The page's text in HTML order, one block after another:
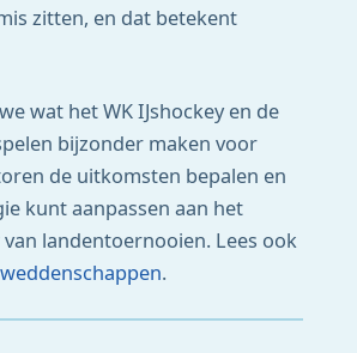
zitten, en dat betekent
wat het WK IJshockey en de
bijzonder maken voor
de uitkomsten bepalen en
kunt aanpassen aan het
landentoernooien. Lees ook
.